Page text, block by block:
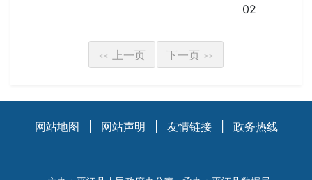
02
<< 上一页 下一页 >>
网站地图 网站声明 友情链接 政务热线